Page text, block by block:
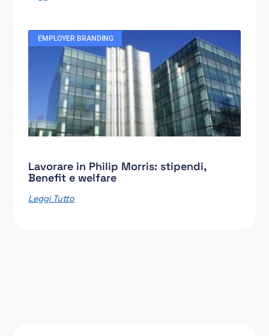
EMPLOYER BRANDING
Lavorare in Philip Morris: stipendi,
Benefit e welfare
Leggi Tutto